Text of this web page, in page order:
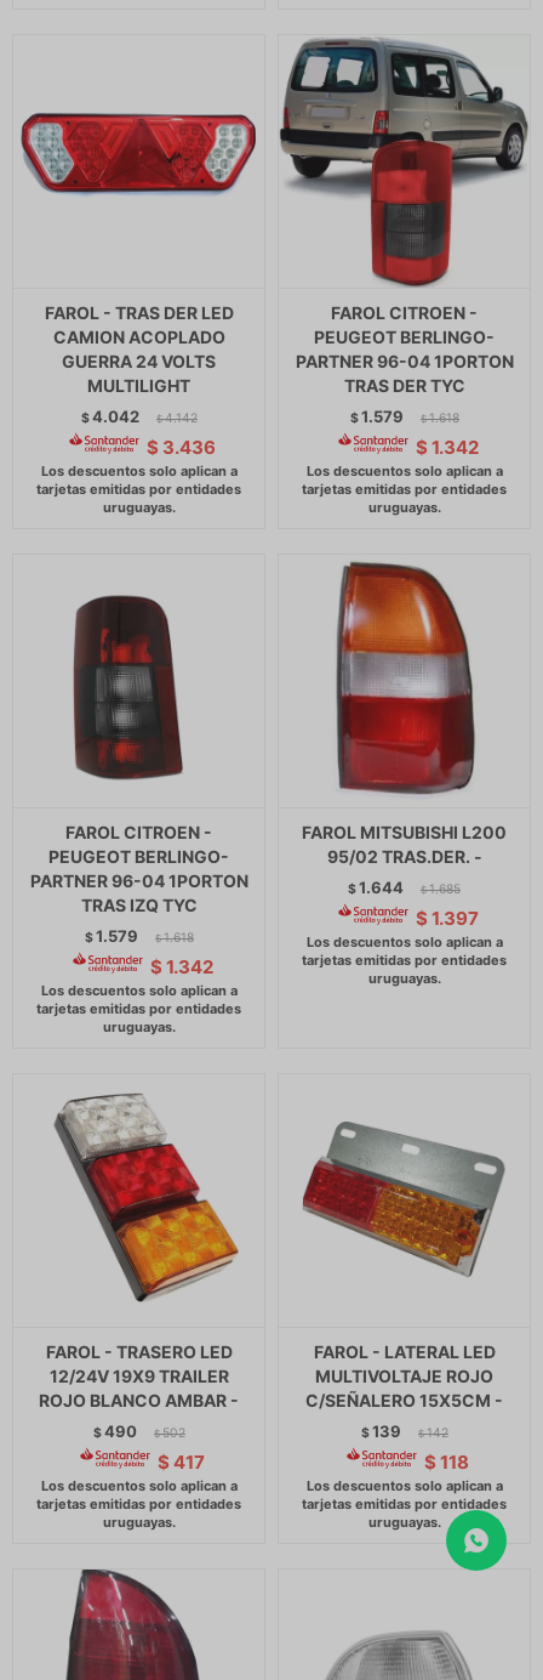
FAROL - TRAS DER LED
CAMION ACOPLADO
GUERRA 24 VOLTS
MULTILIGHT
$4.042 $ 4.142
$ 3.436
FAROL CITROEN -
PEUGEOT BERLINGO-
PARTNER 96-04 1PORTON
TRAS DER TYC
$1.579 $ 1.618
$ 1.342
FAROL CITROEN -
PEUGEOT BERLINGO-
PARTNER 96-04 1PORTON
TRAS IZQ TYC
$1.579 $ 1.618
$ 1.342
FAROL MITSUBISHI L200
95/02 TRAS.DER. -
$1.644 $ 1.685
$ 1.397
FAROL - TRASERO LED
12/24V 19X9 TRAILER
ROJO BLANCO AMBAR -
$490 $ 502
$ 417
FAROL - LATERAL LED
MULTIVOLTAJE ROJO
C/SEÑALERO 15X5CM -
$139 $ 142
$ 118